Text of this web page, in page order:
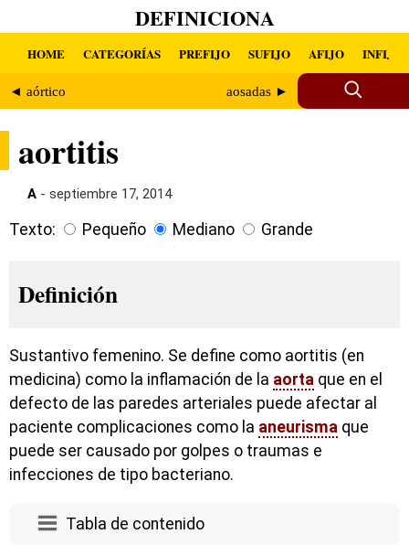
DEFINICIONA
HOME CATEGORÍAS PREFIJO SUFIJO AFIJO INFIJO
◄ aórtico aosadas ►
aortitis
A - septiembre 17, 2014
Texto: Pequeño Mediano Grande
Definición
Sustantivo femenino. Se define como aortitis (en
medicina) como la inflamación de la aorta que en el
defecto de las paredes arteriales puede afectar al
paciente complicaciones como la aneurisma que
puede ser causado por golpes o traumas e
infecciones de tipo bacteriano.
Tabla de contenido